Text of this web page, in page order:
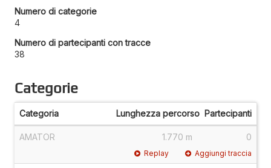
Numero di categorie
4
Numero di partecipanti con tracce
38
Categorie
Categoria Lunghezza percorso Partecipanti
AMATOR 1.770 m 0
Replay Aggiungi traccia